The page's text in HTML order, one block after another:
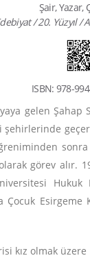
Şair, Yazar,
/ 20. Yüzyıl /
ISBN: 978-
gelen Şahap
şehirlerinde
görev alır.
Çocuk
kız olmak